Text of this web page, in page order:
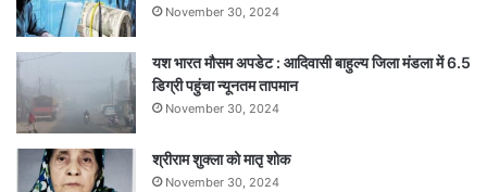
November 30, 2024
यश भारत मौसम अपडेट : आदिवासी बाहुल्य जिला मंडला में 6.5
डिग्री पहुंचा न्यूनतम तापमान
November 30, 2024
श्रीराम शुक्ला को मातृ शोक
November 30, 2024